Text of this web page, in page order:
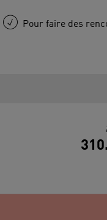
Pour faire des